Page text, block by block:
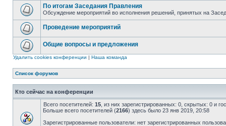
По итогам Заседания Правления
Обсуждение мероприятий во исполнения решений, принятых на
Проведение мероприятий
Общие вопросы и предложения
Удалить cookies конференции | Наша команда
Список форумов
Кто сейчас на конференции
Всего посетителей: 15 , из них зарегистрированных: 0, скрытых: 0 и
Больше всего посетителей (2166) здесь было 23 янв 2019, 20:58
Зарегистрированные пользователи: нет зарегистрированных